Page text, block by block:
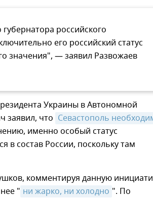
российского
его российский статус
значения", — заявил Развожаев
Украины в Автономной
заявил, что Севастополь
именно особый статус
в состав России, поскольку там
комментируя данную
" ни жарко, ни холодно ". По